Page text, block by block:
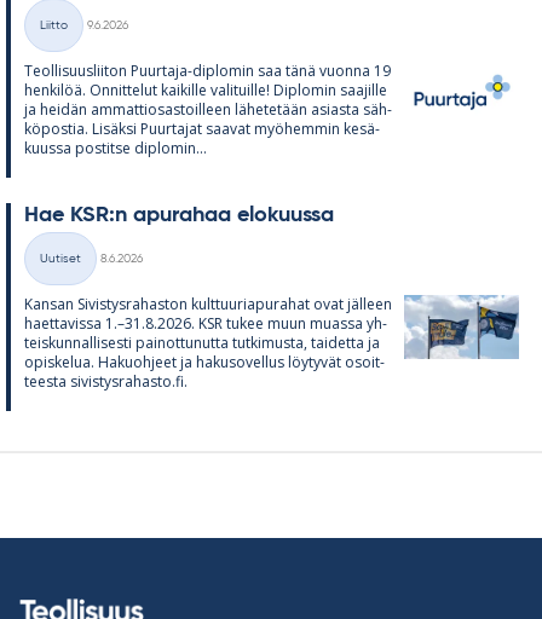
Kategoriat
Liitto
9.6.2026
Teol­li­suus­lii­ton Puur­taja-diplo­min saa tänä vuonna 19
hen­ki­löä. On­nit­te­lut kai­kille va­li­tuille! Diplo­min saa­jille
ja hei­dän am­mat­tio­sas­toil­leen lä­he­te­tään asiasta säh­
kö­pos­tia. Li­säksi Puur­ta­jat saa­vat myö­hem­min ke­sä­
kuussa pos­titse diplo­min...
Hae KSR:n apu­ra­haa elo­kuussa
Kategoriat
Uutiset
8.6.2026
Kan­san Si­vis­tys­ra­has­ton kult­tuu­ria­pu­ra­hat ovat jäl­leen
haet­ta­vissa 1.–31.8.2026. KSR tu­kee muun muassa yh­
teis­kun­nal­li­sesti pai­not­tu­nutta tut­ki­musta, tai­detta ja
opis­ke­lua. Ha­kuoh­jeet ja ha­kuso­vel­lus löy­ty­vät osoit­
teesta si­vis­tys­ra­hasto.fi.